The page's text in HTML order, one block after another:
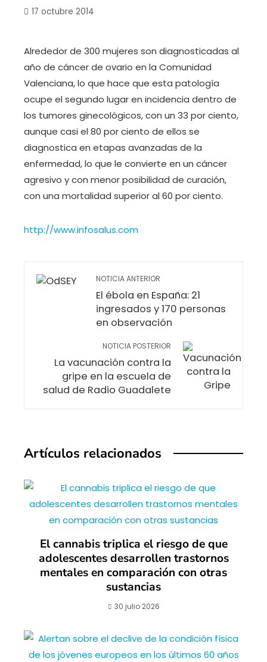
17 octubre 2014
Alrededor de 300 mujeres son diagnosticadas al
año de cáncer de ovario en la Comunidad
Valenciana, lo que hace que esta patología
ocupe el segundo lugar en incidencia dentro de
los tumores ginecológicos, con un 33 por ciento,
aunque casi el 80 por ciento de ellos se
diagnostica en etapas avanzadas de la
enfermedad, lo que le convierte en un cáncer
agresivo y con menor posibilidad de curación,
con una mortalidad superior al 60 por ciento.
http://www.infosalus.com
NOTICIA ANTERIOR
El ébola en España: 21
ingresados y 170 personas
en observación
NOTICIA POSTERIOR
La vacunación contra la
gripe en la escuela de
salud de Radio Guadalete
Artículos relacionados
El cannabis triplica el riesgo de que
adolescentes desarrollen trastornos
mentales en comparación con otras
sustancias
30 julio 2026